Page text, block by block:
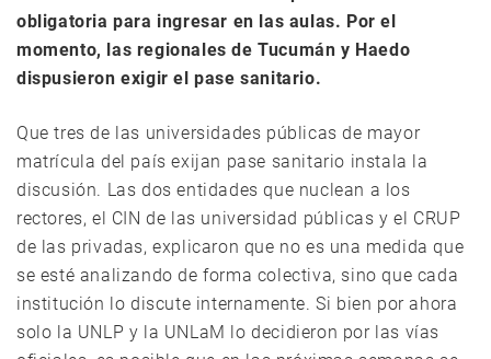
obligatoria para ingresar en las aulas. Por el
momento, las regionales de Tucumán y Haedo
dispusieron exigir el pase sanitario.
Que tres de las universidades públicas de mayor
matrícula del país exijan pase sanitario instala la
discusión. Las dos entidades que nuclean a los
rectores, el CIN de las universidad públicas y el CRUP
de las privadas, explicaron que no es una medida que
se esté analizando de forma colectiva, sino que cada
institución lo discute internamente. Si bien por ahora
solo la UNLP y la UNLaM lo decidieron por las vías